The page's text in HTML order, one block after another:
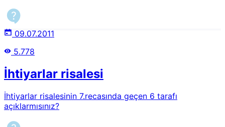
09.07.2011
5.778
İhtiyarlar risalesi
İhtiyarlar risalesinin 7.recasında geçen 6 tarafı
açıklarmısınız?